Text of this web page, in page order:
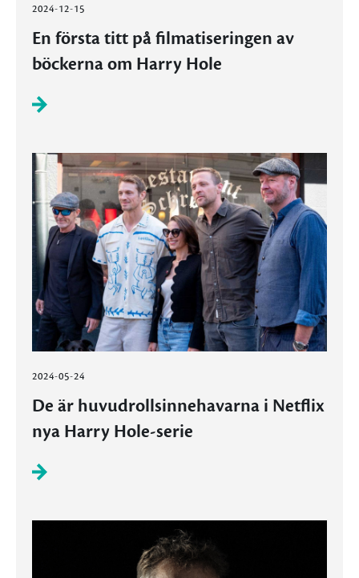
2024-12-15
En första titt på filmatiseringen av
böckerna om Harry Hole
2024-05-24
De är huvudrollsinnehavarna i Netflix
nya Harry Hole-serie